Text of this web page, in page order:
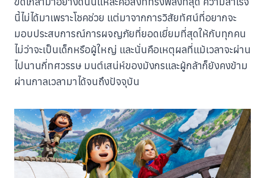
นี้ไม่ได้มาเพราะโชคช่วย แต่มาจากการวิสัยทัศน์ที่อยากจะ
มอบประสบการณ์การผจญภัยที่ยอดเยี่ยมที่สุดให้กับทุกคน
ไม่ว่าจะเป็นเด็กหรือผู้ใหญ่ และนั่นคือเหตุผลที่แม้เวลาจะผ่าน
ไปนานกี่ทศวรรษ มนต์เสน่ห์ของมังกรและผู้กล้าก็ยังคงข้าม
ผ่านกาลเวลามาได้จนถึงปัจจุบัน